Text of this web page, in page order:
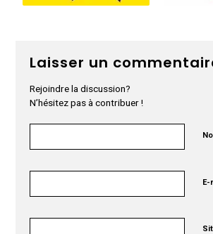
Laisser un
Rejoindre la discussion?
N’hésitez pas à contribuer !